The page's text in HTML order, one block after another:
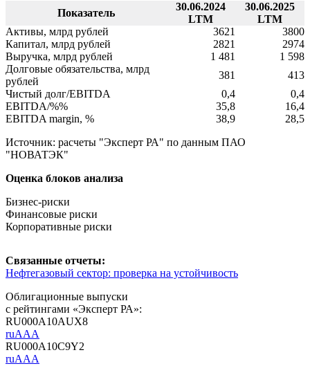
Показатель
30.06.2024
LTM
30.06.2025
LTM
Активы, млрд рублей
3621
3800
Капитал, млрд рублей
2821
2974
Выручка, млрд рублей
1 481
1 598
Долговые обязательства, млрд
рублей
381
413
Чистый долг/EBITDA
0,4
0,4
EBITDA/%%
35,8
16,4
EBITDA margin, %
38,9
28,5
Источник: расчеты "Эксперт РА" по данным ПАО
"НОВАТЭК"
Оценка блоков анализа
Бизнес-риски
Финансовые риски
Корпоративные риски
Связанные отчеты:
Нефтегазовый сектор: проверка на устойчивость
Облигационные выпуски
с рейтингами «Эксперт РА»:
RU000A10AUX8
ruAAA
RU000A10C9Y2
ruAAA